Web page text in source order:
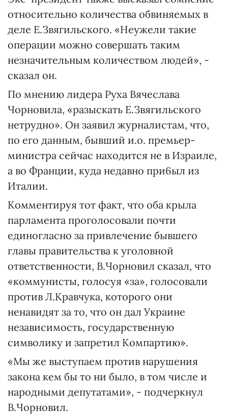
относительно количества обвиняемых в
деле Е.Звягильского. «Неужели такие
операции можно совершать таким
незначительным количеством людей», -
сказал он.
По мнению лидера Руха Вячеслава
Чорновила, «разыскать Е.Звягильского
нетрудно». Он заявил журналистам, что,
по его данным, бывший и.о. премьер-
министра сейчас находится не в Израиле,
а во Франции, куда недавно при6ыл из
Италии.
Комментируя тот факт, что оба крыла
парламента проголосовали почти
единогласно за привлечение бывшего
главы правительства к уголовной
ответственности, В.Чорновил сказал, что
«коммунисты, голосуя «за», голосовали
против Л.Кравчука, которого они
ненавидят за то, что он дал Украине
независимость, государственную
символику и запретил Компартию».
«Мы же выступаем против нарушения
закона кем бы то ни было, в том числе и
народными депутатами», - подчеркнул
В.Чорновил.